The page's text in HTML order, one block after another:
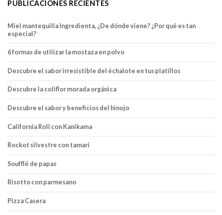
PUBLICACIONES RECIENTES
Miel mantequilla Ingredienta, ¿De dónde viene? ¿Por qué es tan
especial?
6 formas de utilizar la mostaza en polvo
Descubre el sabor irresistible del échalote en tus platillos
Descubre la coliflor morada orgánica
Descubre el sabor y beneficios del hinojo
California Roll con Kanikama
Rockot silvestre con tamari
Soufflé de papas
Risotto con parmesano
Pizza Casera